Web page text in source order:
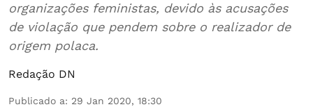
organizações feministas, devido às acusações
de violação que pendem sobre o realizador de
origem polaca.
Redação DN
Publicado a: 29 Jan 2020, 18:30